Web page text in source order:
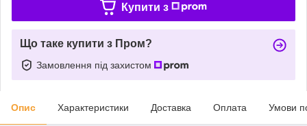
Купити з
Що таке купити з Пром?
Замовлення під захистом
Опис Характеристики Доставка Оплата Умови